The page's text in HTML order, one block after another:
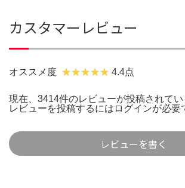
カスタマーレビュー
オススメ度 4.4点
現在、3414件のレビューが投稿されてい
レビューを投稿するには ログインが必要
レビューを書く